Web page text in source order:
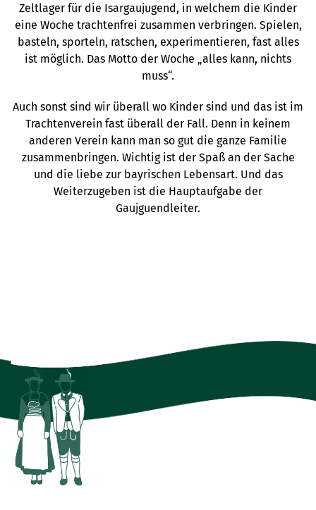
Zeltlager für die Isargaujugend, in welchem die Kinder
eine Woche trachtenfrei zusammen verbringen. Spielen,
basteln, sporteln, ratschen, experimentieren, fast alles
ist möglich. Das Motto der Woche „alles kann, nichts
muss“.
Auch sonst sind wir überall wo Kinder sind und das ist im
Trachtenverein fast überall der Fall. Denn in keinem
anderen Verein kann man so gut die ganze Familie
zusammenbringen. Wichtig ist der Spaß an der Sache
und die liebe zur bayrischen Lebensart. Und das
Weiterzugeben ist die Hauptaufgabe der
Gaujguendleiter.